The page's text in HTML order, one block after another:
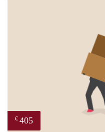
€ 405